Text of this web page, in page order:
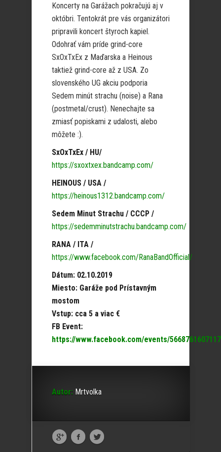
Koncerty na Garážach pokračujú aj v
októbri. Tentokrát pre vás organizátori
pripravili koncert štyroch kapiel.
Odohrať vám príde grind-core
SxOxTxEx z Maďarska a Heinous
taktiež grind-core až z USA. Zo
slovenského UG akciu podporia
Sedem minút strachu (noise) a Rana
(postmetal/crust). Nenechajte sa
zmiasť popiskami z udalosti, alebo
môžete :).
SxOxTxEx / HU/
https://sxoxtxex.bandcamp.com/
HEINOUS / USA /
https://heinous1312.bandcamp.com/
Sedem Minut Strachu / CCCP /
https://sedemminutstrachu.bandcamp.com/
RANA / ITA /
https://www.facebook.com/RanaBandOfficial/
Dátum: 02.10.2019
Miesto: Garáže pod Prístavným
mostom
Vstup: cca 5 a viac €
FB Event:
https://www.facebook.com/events/
Autor: Mrtvolka